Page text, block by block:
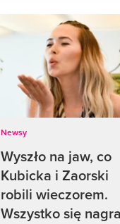
Newsy
Wyszło na jaw, co
Kubicka i Zaorski
robili wieczorem.
Wszystko się